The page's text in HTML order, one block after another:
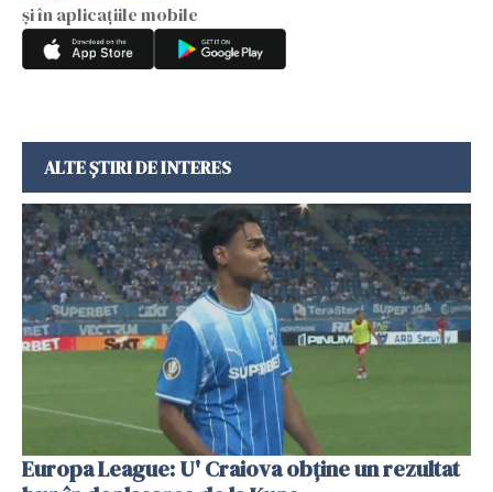
și în aplicațiile mobile
ALTE ȘTIRI DE INTERES
Europa League: U' Craiova obține un rezultat